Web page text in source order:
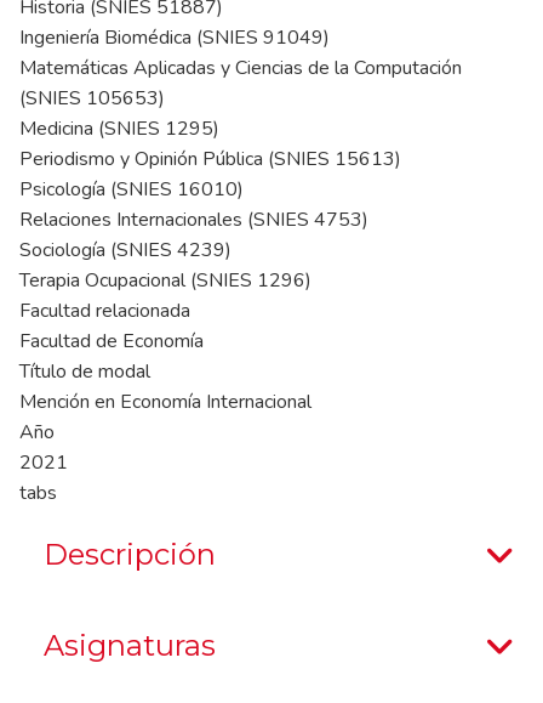
Historia (SNIES 51887)
Ingeniería Biomédica (SNIES 91049)
Matemáticas Aplicadas y Ciencias de la Computación
(SNIES 105653)
Medicina (SNIES 1295)
Periodismo y Opinión Pública (SNIES 15613)
Psicología (SNIES 16010)
Relaciones Internacionales (SNIES 4753)
Sociología (SNIES 4239)
Terapia Ocupacional (SNIES 1296)
Facultad relacionada
Facultad de Economía
Título de modal
Mención en Economía Internacional
Año
2021
tabs
Descripción
Asignaturas